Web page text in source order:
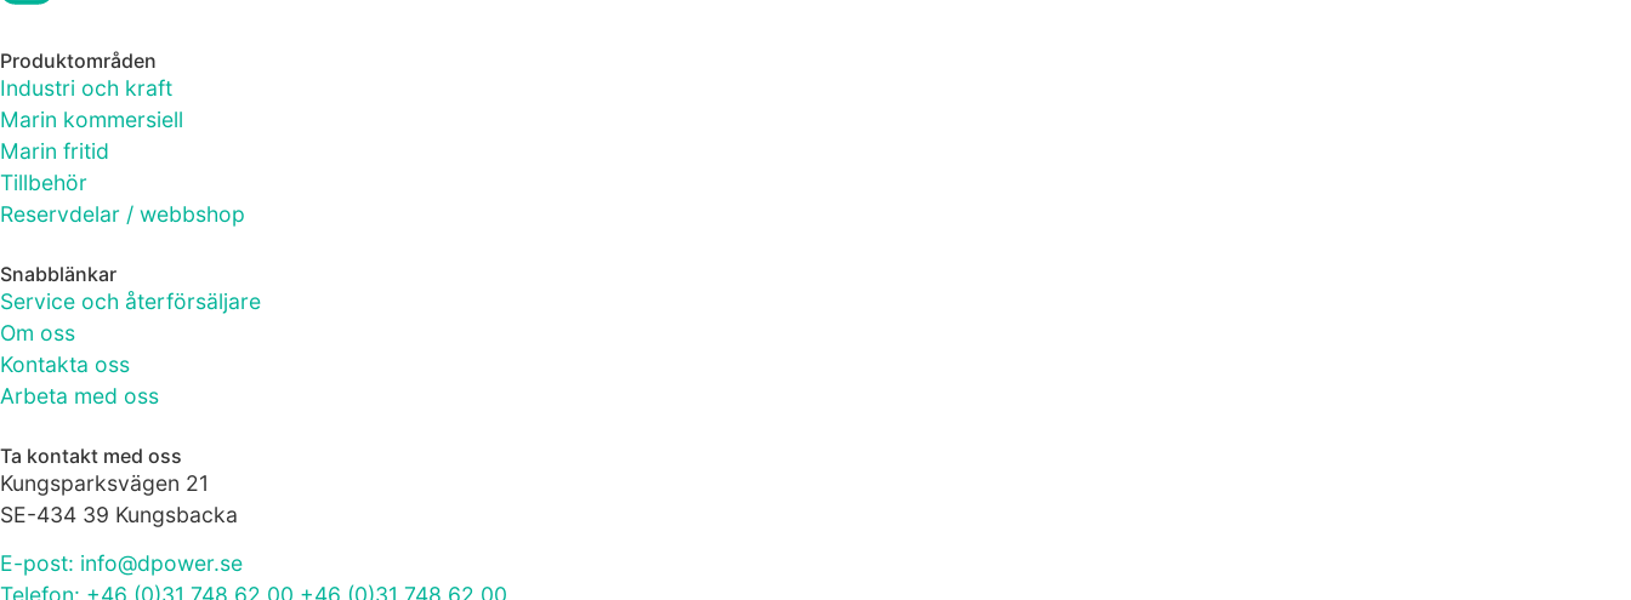
Produktområden
Industri och kraft
Marin kommersiell
Marin fritid
Tillbehör
Reservdelar / webbshop
Snabblänkar
Service och återförsäljare
Om oss
Kontakta oss
Arbeta med oss
Ta kontakt med oss
Kungsparksvägen 21
SE-434 39 Kungsbacka
E-post: info@dpower.se
Telefon: +46 (0)31 748 62 00 +46 (0)31 748 62 00
hemsida ska
bra som
möjligt under
ditt besök.
Om du nekar
de här
kakorna
kommer viss
att försvinna
från
hemsidan.
Marknadsföring
med dig av dina
intressen och ditt
beteende när du
surfar ökar du
chansen att få se
personligt